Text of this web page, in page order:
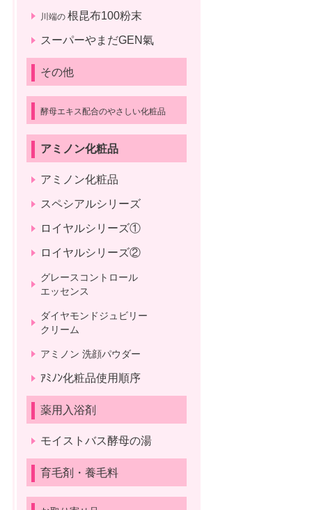
川端の 根昆布100粉末
スーパーやまだGEN氣
その他
酵母エキス配合のやさしい化粧品
アミノン化粧品
アミノン化粧品
スペシアルシリーズ
ロイヤルシリーズ①
ロイヤルシリーズ②
グレースコントロール
エッセンス
ダイヤモンドジュビリー
クリーム
アミノン 洗顔パウダー
ｱﾐﾉﾝ化粧品使用順序
薬用入浴剤
モイストバス酵母の湯
育毛剤・養毛料